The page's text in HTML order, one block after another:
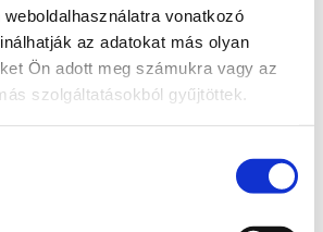
vonatkozó
az adatokat más olyan
Ön adott meg számukra vagy az
szolgáltatásokból gyűjtöttek.
(see the browser console for more